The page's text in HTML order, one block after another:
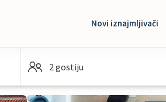
Novi iznajmljivači
2 gostiju